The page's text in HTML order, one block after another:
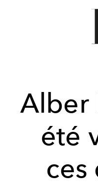
Alber
été
ces